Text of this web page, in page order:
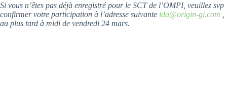
Si vous n’êtes pas déjà enregistré pour le SCT de l’OMPI, veuillez svp
confirmer votre participation à l’adresse suivante ida@origin-gi.com
au plus tard à midi de vendredi 24 mars.